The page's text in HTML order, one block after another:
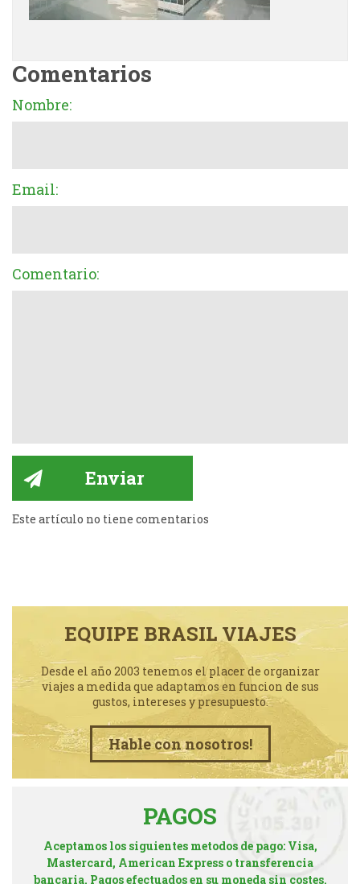
Comentarios
Nombre:
Email:
Comentario:
Este artículo no tiene comentarios
EQUIPE BRASIL VIAJES
Desde el año 2003 tenemos el placer de organizar
viajes a medida que adaptamos en funcion de sus
gustos, intereses y presupuesto.
Hable con nosotros!
PAGOS
Aceptamos los siguientes metodos de pago: Visa,
Mastercard, American Express o transferencia
bancaria. Pagos efectuados en su moneda sin costes.